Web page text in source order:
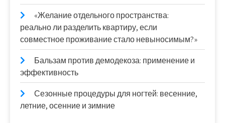
«Желание отдельного пространства:
реально ли разделить квартиру, если
совместное проживание стало невыносимым?»
Бальзам против демодекоза: применение и
эффективность
Сезонные процедуры для ногтей: весенние,
летние, осенние и зимние